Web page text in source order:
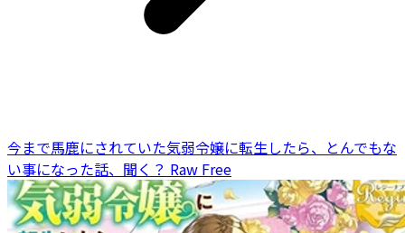
今まで馬鹿にされていた気弱令嬢に転生したら、とんでもな
い事になった話、聞く？ Raw Free